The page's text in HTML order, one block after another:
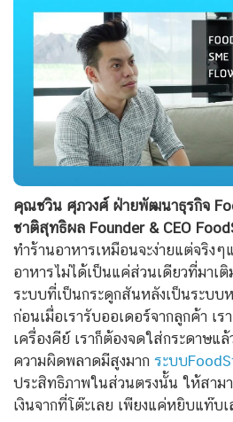
คุณชวิน ศุภวงศ์ ฝ่ายพัฒนาธุรกิจ
ชาติสุทธิผล Founder & CEO
ทำร้านอาหารเหมือนจะง่ายแต่จริงๆ
อาหารไม่ได้เป็นแค่ส่วนเดียวที่มาเ
ระบบที่เป็นกระดูกสันหลังเป็นระบบ
ก่อนเมื่อเรารับออเดอร์จากลูกค้า เ
เครื่องคีย์ เราก็ต้องจดใส่กระดาษแ
ความผิดพลาดมีสูงมาก ระบบ
ประสิทธิภาพในส่วนตรงนั้น ให้สาม
เงินจากที่โต๊ะเลย เพียงแค่หยิบแท๊บ